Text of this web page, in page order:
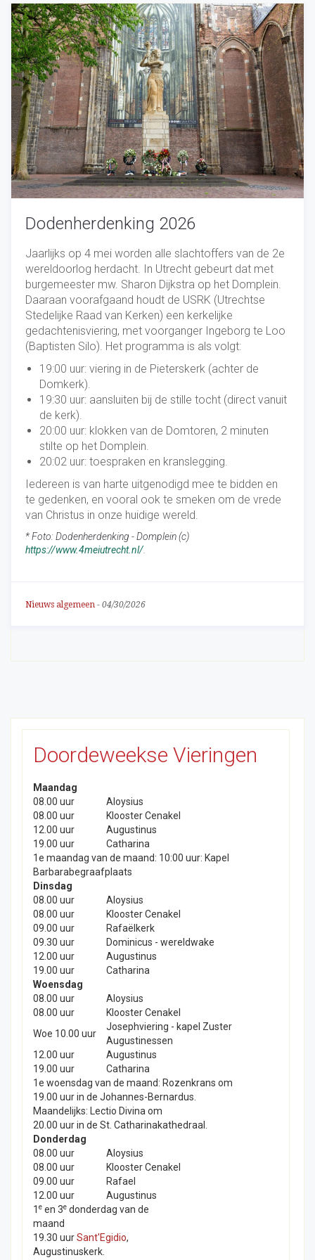
Dodenherdenking 2026
Jaarlijks op 4 mei worden alle slachtoffers van de 2e
wereldoorlog herdacht. In Utrecht gebeurt dat met
burgemeester mw. Sharon Dijkstra op het Domplein.
Daaraan voorafgaand houdt de USRK (Utrechtse
Stedelijke Raad van Kerken) een kerkelijke
gedachtenisviering, met voorganger Ingeborg te Loo
(Baptisten Silo). Het programma is als volgt:
19:00 uur: viering in de Pieterskerk (achter de
Domkerk).
19:30 uur: aansluiten bij de stille tocht (direct vanuit
de kerk).
20:00 uur: klokken van de Domtoren, 2 minuten
stilte op het Domplein.
20:02 uur: toespraken en kranslegging.
Iedereen is van harte uitgenodigd mee te bidden en
te gedenken, en vooral ook te smeken om de vrede
van Christus in onze huidige wereld.
* Foto: Dodenherdenking - Domplein (c)
https://www.4meiutrecht.nl/
Nieuws algemeen - 04/30/2026
Doordeweekse Vieringen
Maandag
08.00 uur
Aloysius
08.00 uur
Klooster Cenakel
12.00 uur
Augustinus
19.00 uur
Catharina
1e maandag van de maand: 10:00 uur: Kapel
Barbarabegraafplaats
Dinsdag
08.00 uur
Aloysius
08.00 uur
Klooster Cenakel
09.00 uur
Rafaëlkerk
09.30 uur
Dominicus - wereldwake
12.00 uur
Augustinus
19.00 uur
Catharina
Woensdag
08.00 uur
Aloysius
08.00 uur
Klooster Cenakel
Woe 10.00 uur
Josephviering - kapel Zuster
Augustinessen
12.00 uur
Augustinus
19.00 uur
Catharina
1e woensdag van de maand: Rozenkrans om
19.00 uur in de Johannes-Bernardus.
Maandelijks: Lectio Divina om
20.00 uur in de St. Catharinakathedraal.
Donderdag
08.00 uur
Aloysius
08.00 uur
Klooster Cenakel
09.00 uur
Rafael
12.00 uur
Augustinus
1 e en 3e donderdag van de
maand
19.30 uurSant'Egidio,
Augustinuskerk.